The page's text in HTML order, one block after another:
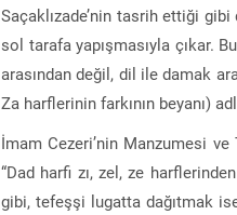
Saçaklızade’nin tasrih ettiği
sol tarafa yapışmasıyla çıkar.
arasından değil, dil ile damak
Za harflerinin farkının beyanı)
İmam Cezeri’nin Manzumesi
“Dad harfi zı, zel, ze
gibi, tefeşşi lugatta dağıtmak